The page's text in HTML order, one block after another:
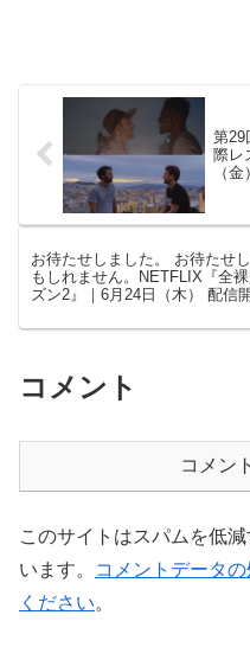
第29
際レ
（
お待たせしました。 お待たせ
もしれません。NETFLIX『全
ズン2』｜6月24日（
コメント
コメン
このサイトはスパムを低
います。
コメントデータ
ください。